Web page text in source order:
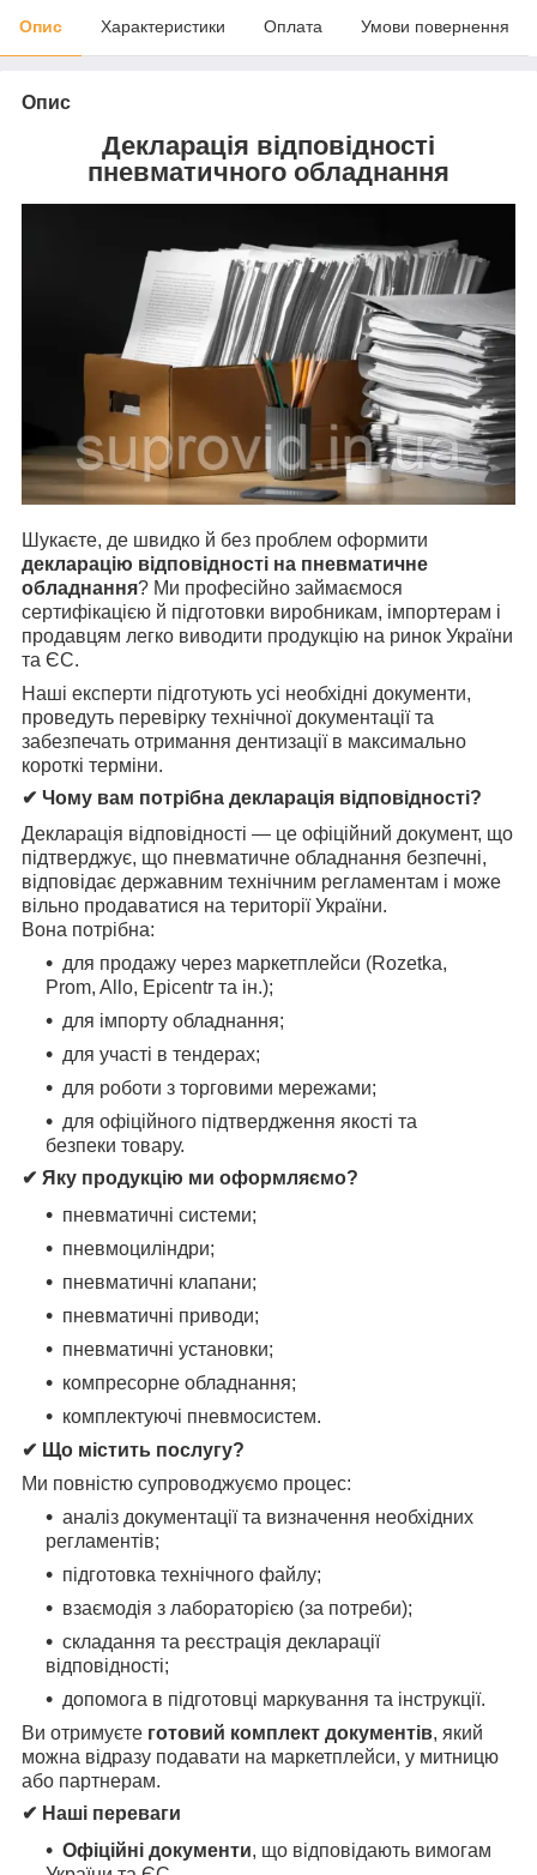
Опис Характеристики Оплата Умови повернення
Опис
Декларація відповідності
пневматичного обладнання
Шукаєте, де швидко й без проблем оформити
декларацію відповідності на пневматичне
обладнання? Ми професійно займаємося
сертифікацією й підготовки виробникам, імпортерам і
продавцям легко виводити продукцію на ринок України
та ЄС.
Наші експерти підготують усі необхідні документи,
проведуть перевірку технічної документації та
забезпечать отримання дентизації в максимально
короткі терміни.
✔ Чому вам потрібна декларація відповідності?
Декларація відповідності — це офіційний документ, що
підтверджує, що пневматичне обладнання безпечні,
відповідає державним технічним регламентам і може
вільно продаватися на території України.
Вона потрібна:
для продажу через маркетплейси (Rozetka,
Prom, Allo, Epicentr та ін.);
для імпорту обладнання;
для участі в тендерах;
для роботи з торговими мережами;
для офіційного підтвердження якості та
безпеки товару.
✔ Яку продукцію ми оформляємо?
пневматичні системи;
пневмоциліндри;
пневматичні клапани;
пневматичні приводи;
пневматичні установки;
компресорне обладнання;
комплектуючі пневмосистем.
✔ Що містить послугу?
Ми повністю супроводжуємо процес:
аналіз документації та визначення необхідних
регламентів;
підготовка технічного файлу;
взаємодія з лабораторією (за потреби);
складання та реєстрація декларації
відповідності;
допомога в підготовці маркування та інструкції.
Ви отримуєте готовий комплект документів, який
можна відразу подавати на маркетплейси, у митницю
або партнерам.
✔ Наші переваги
Офіційні документи, що відповідають вимогам